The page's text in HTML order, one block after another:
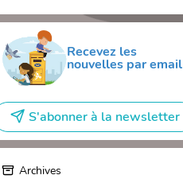
Recevez les
nouvelles par email
S'abonner à la newsletter
Archives